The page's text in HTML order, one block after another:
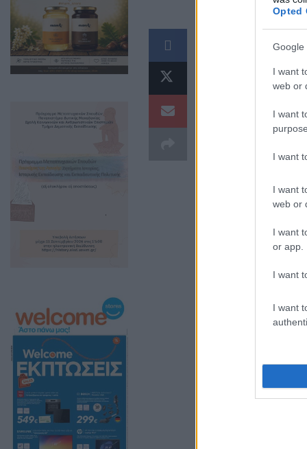
Opted
Google
I want
web or
I want
I want
I want
web or
I want
or app.
I want
I want
Το Κέντρο
πολιτών
09:30-
Θα